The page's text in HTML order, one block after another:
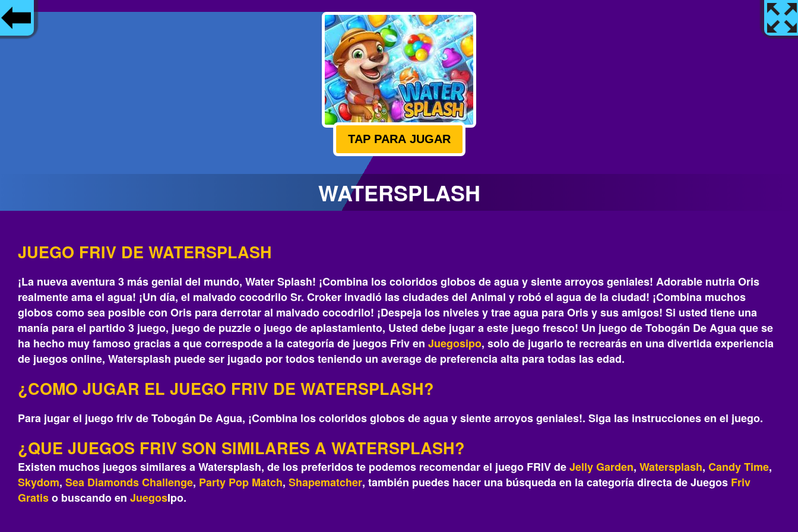
TAP PARA JUGAR
WATERSPLASH
JUEGO FRIV DE WATERSPLASH
¡La nueva aventura 3 más genial del mundo, Water Splash! ¡Combina los coloridos globos de agua y siente arroyos geniales! Adorable nutria Oris
realmente ama el agua! ¡Un día, el malvado cocodrilo Sr. Croker invadió las ciudades del Animal y robó el agua de la ciudad! ¡Combina muchos
globos como sea posible con Oris para derrotar al malvado cocodrilo! ¡Despeja los niveles y trae agua para Oris y sus amigos! Si usted tiene una
manía para el partido 3 juego, juego de puzzle o juego de aplastamiento, Usted debe jugar a este juego fresco! Un juego de Tobogán De Agua que se
ha hecho muy famoso gracias a que correspode a la categoría de juegos Friv en Juegosipo, solo de jugarlo te recrearás‎ en una divertida experiencia
de juegos online, Watersplash puede ser jugado por todos teniendo un average de preferencia alta para todas las edad.
¿COMO JUGAR EL JUEGO FRIV DE WATERSPLASH?
Para jugar el juego friv de Tobogán De Agua, ¡Combina los coloridos globos de agua y siente arroyos geniales!. Siga las instrucciones en el juego.
¿QUE JUEGOS FRIV SON SIMILARES A WATERSPLASH?
Existen muchos juegos similares a Watersplash, de los preferidos te podemos recomendar el juego FRIV deJelly Garden, Watersplash, Candy Time,
Skydom, Sea Diamonds Challenge, Party Pop Match, Shapematcher, también puedes hacer una búsqueda en la categoría directa de Juegos Friv
Gratiso buscando en JuegosIpo.